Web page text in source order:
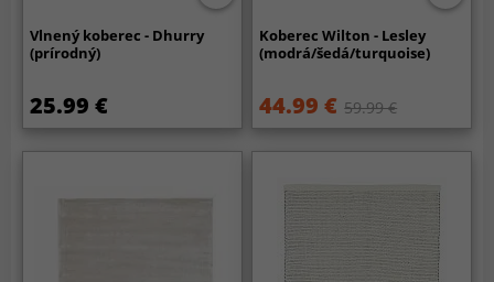
Vlnený koberec - Dhurry
(prírodný)
25.99 €
Koberec Wilton - Lesley
(modrá/šedá/turquoise)
44.99 € 59.99 €